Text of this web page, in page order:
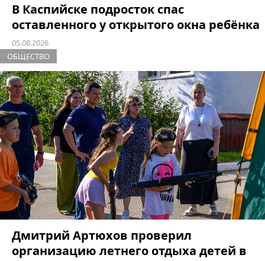
В Каспийске подросток спас
оставленного у открытого окна ребёнка
05.08.2026
ОБЩЕСТВО
Дмитрий Артюхов проверил
организацию летнего отдыха детей в